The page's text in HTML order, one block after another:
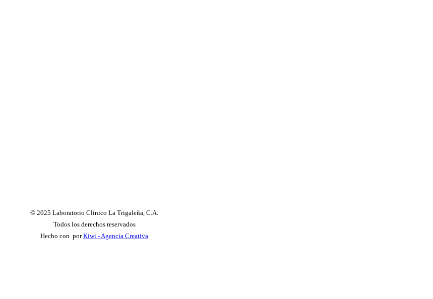
© 2025 Laboratorio Clinico La Trigaleña, C.A.
Todos los derechos reservados
Hecho con porKiwi - Agencia Creativa